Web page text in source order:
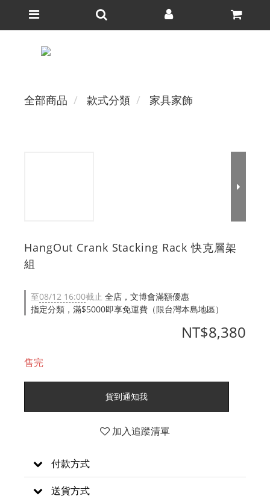
全部商品 款式分類 家具家飾
HangOut Crank Stacking Rack 快克層架
組
至08/12 16:00截止 全店，文博會滿額優惠
指定分類，滿$5000即享免運費（限台灣本島地區）
NT$8,380
售完
貨到通知我
加入追蹤清單
付款方式
送貨方式